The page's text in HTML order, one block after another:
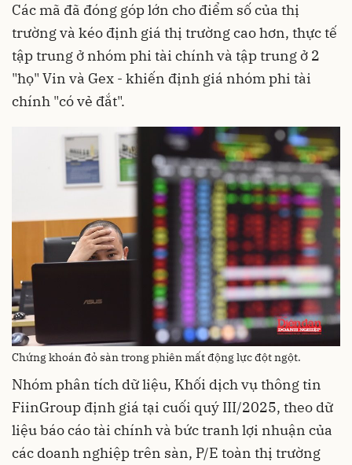
Các mã đã đóng góp lớn cho điểm số của thị
trường và kéo định giá thị trường cao hơn, thực tế
tập trung ở nhóm phi tài chính và tập trung ở 2
"họ" Vin và Gex - khiến định giá nhóm phi tài
chính "có vẻ đắt".
Chứng khoán đỏ sàn trong phiên mất động lực đột ngột.
Nhóm phân tích dữ liệu, Khối dịch vụ thông tin
FiinGroup định giá tại cuối quý III/2025, theo dữ
liệu báo cáo tài chính và bức tranh lợi nhuận của
các doanh nghiệp trên sàn, P/E toàn thị trường